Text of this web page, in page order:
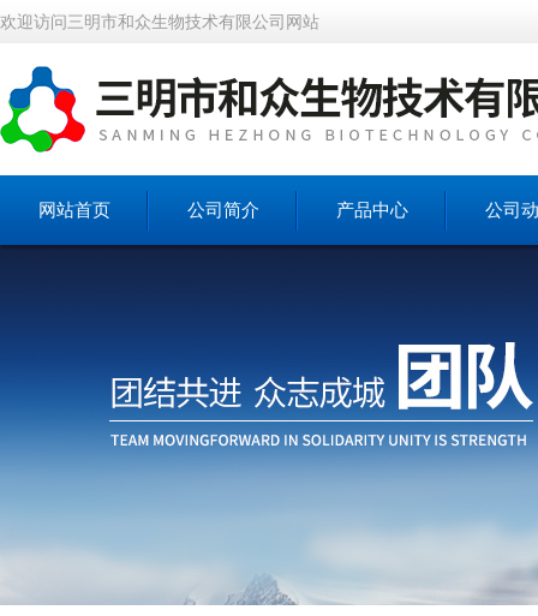
欢迎访问三明市和众生物技术有限公司网站
网站首页 公司简介 产品中心 公司